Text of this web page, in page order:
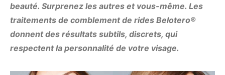
beauté. Surprenez les autres et vous-même. Les
traitements de comblement de rides Belotero®
donnent des résultats subtils, discrets, qui
respectent la personnalité de votre visage.